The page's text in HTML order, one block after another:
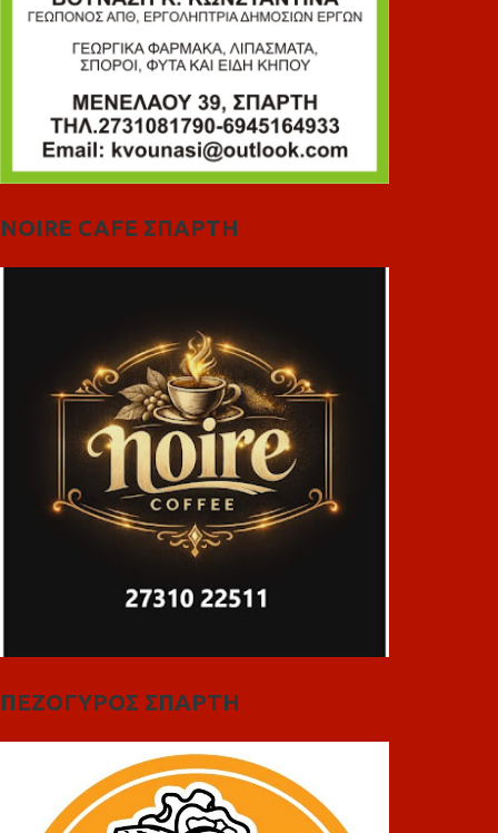
NOIRE CAFE ΣΠΑΡΤΗ
ΠΕΖΟΓΥΡΟΣ ΣΠΑΡΤΗ